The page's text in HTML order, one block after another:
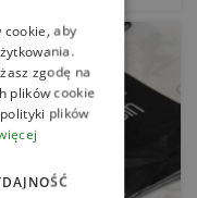
cookie, aby
zgodę na
plików cookie
plików